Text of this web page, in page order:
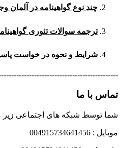
چند نوع گواهینامه در آلمان
ترجمه سوالات تئوری
شرایط و نحوه در خواست
تماس با ما
شما توسط شبکه های اجتماعی زیر
موبایل : 004915734641456